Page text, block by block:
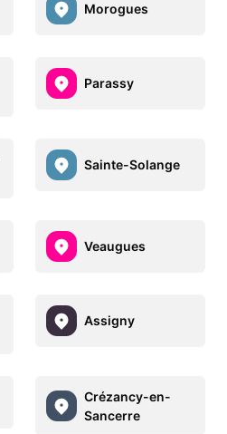
Morogues
Parassy
Sainte-Solange
Veaugues
Assigny
Crézancy-en-
Sancerre